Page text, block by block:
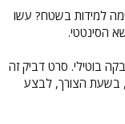
למידות בשטח? עשו
הסינטטי.
בוטילי. סרט דביק זה
בשעת הצורך, לבצע